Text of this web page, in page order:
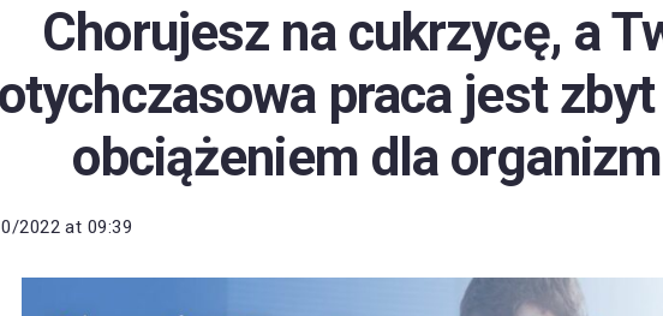
Chorujesz na cukrzycę, a
praca jest
obciążeniem dla
2022 at 09:39